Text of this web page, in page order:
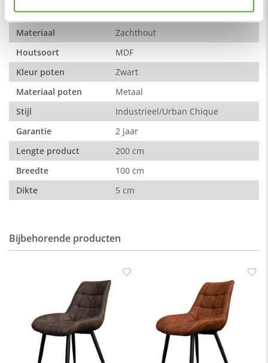
hierboven een keuze maken. Dit product valt onder de
categorieeettafels. Bij ons profiteer je altijd van de laagste
prijsgarantie op al onze
tafels. Voor meer inspiratie kun je ook
terecht in onzeshowroomvan 1200m² in Vianen, 10
autominuten van Utrecht.
Kleur
Beton licht
Materiaal
Zachthout
Houtsoort
MDF
Kleur poten
Zwart
Materiaal poten
Metaal
Stijl
Industrieel/Urban Chique
Garantie
2 jaar
Lengte product
200 cm
Breedte
100 cm
Dikte
5 cm
Bijbehorende producten